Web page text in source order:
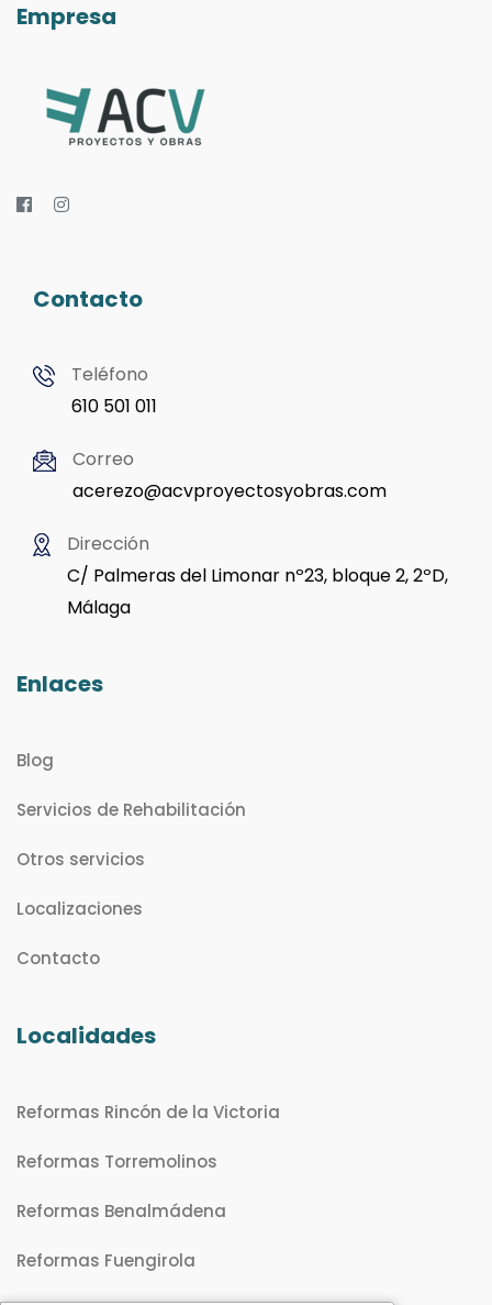
Empresa
Contacto
Teléfono
610 501 011
Correo
acerezo@acvproyectosyobras.com
Dirección
C/ Palmeras del Limonar nº23, bloque 2, 2ºD,
Málaga
Enlaces
Blog
Servicios de Rehabilitación
Otros servicios
Localizaciones
Contacto
Localidades
Reformas Rincón de la Victoria
Reformas Torremolinos
Reformas Benalmádena
Reformas Fuengirola